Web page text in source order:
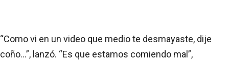
“Como vi en un video que medio te desmayaste, dije
coño…”, lanzó. “Es que estamos comiendo mal”,